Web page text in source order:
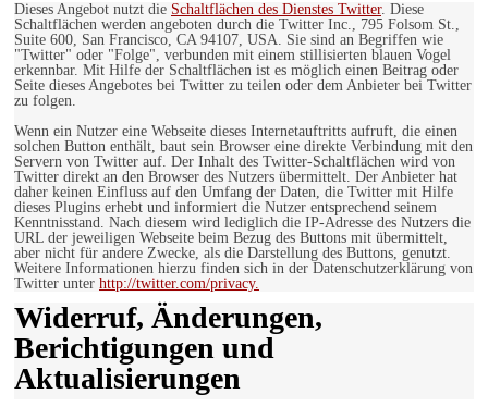
Dieses Angebot nutzt die Schaltflächen des Dienstes Twitter. Diese
Schaltflächen werden angeboten durch die Twitter Inc., 795 Folsom St.,
Suite 600, San Francisco, CA 94107, USA. Sie sind an Begriffen wie
"Twitter" oder "Folge", verbunden mit einem stillisierten blauen Vogel
erkennbar. Mit Hilfe der Schaltflächen ist es möglich einen Beitrag oder
Seite dieses Angebotes bei Twitter zu teilen oder dem Anbieter bei Twitter
zu folgen.
Wenn ein Nutzer eine Webseite dieses Internetauftritts aufruft, die einen
solchen Button enthält, baut sein Browser eine direkte Verbindung mit den
Servern von Twitter auf. Der Inhalt des Twitter-Schaltflächen wird von
Twitter direkt an den Browser des Nutzers übermittelt. Der Anbieter hat
daher keinen Einfluss auf den Umfang der Daten, die Twitter mit Hilfe
dieses Plugins erhebt und informiert die Nutzer entsprechend seinem
Kenntnisstand. Nach diesem wird lediglich die IP-Adresse des Nutzers die
URL der jeweiligen Webseite beim Bezug des Buttons mit übermittelt,
aber nicht für andere Zwecke, als die Darstellung des Buttons, genutzt.
Weitere Informationen hierzu finden sich in der Datenschutzerklärung von
Twitter unter http://twitter.com/privacy.
Widerruf, Änderungen,
Berichtigungen und
Aktualisierungen